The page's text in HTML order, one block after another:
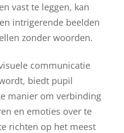
vast te leggen, kan
intrigerende beelden
zonder woorden.
communicatie
biedt pupil
manier om verbinding
en emoties over te
richten op het meest